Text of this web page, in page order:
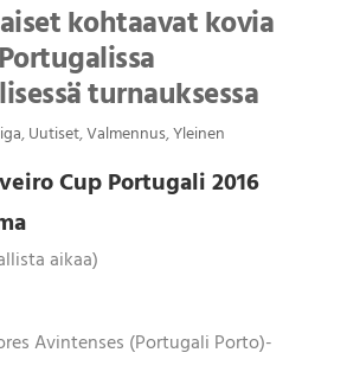
kohtaavat kovia
turnauksessa
,Uutiset,Valmennus,Yleinen
Cup Portugali 2016
aikaa)
Avintenses (Portugali Porto)-